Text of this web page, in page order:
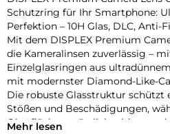
Schutzring für Ihr Smartphone:
Perfektion – 10H Glas, DLC,
Mit dem DISPLEX Premium
die Kameralinsen zuverlässig –
Einzelglasringen aus
mit modernster Diamond-Like-
Die robuste Glasstruktur schützt
Stößen und Beschädigungen,
Oberfläche zusätzlich
Mehr lesen